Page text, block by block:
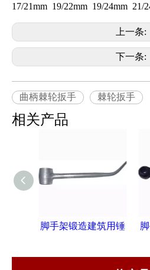
17/21mm 19/22mm 19/24mm 21/
上一条:
下一条:
曲柄棘轮扳手 棘轮扳手
相关产品
脚手架锻造建筑用锤